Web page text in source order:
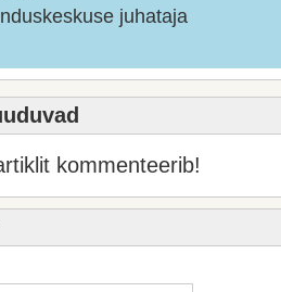
juhataja
kommenteerib!